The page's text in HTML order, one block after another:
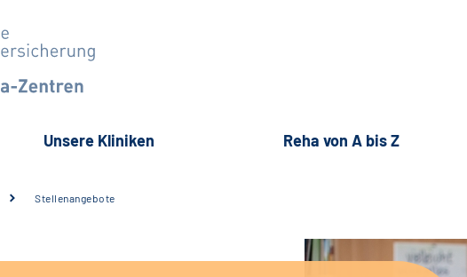
Unsere Kliniken Reha von A bis Z
Stellenangebote